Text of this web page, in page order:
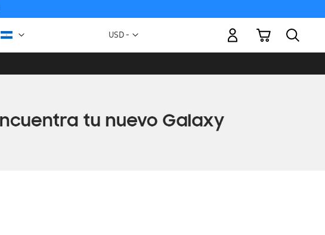
Moneda
USD -
Mi carrito